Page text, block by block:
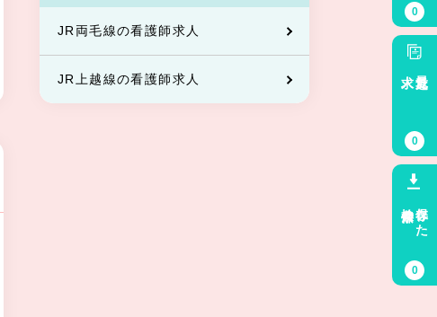
JR両毛線の看護師求人
JR上越線の看護師求人
0
最近見た
0
保存した
0